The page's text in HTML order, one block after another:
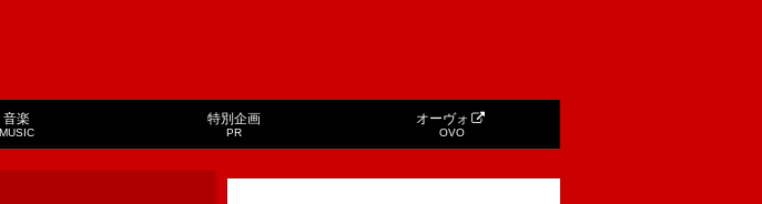
音楽
MUSIC
特別企画
PR
オーヴォ
OVO